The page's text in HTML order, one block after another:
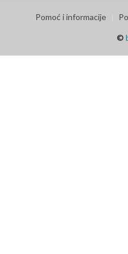
Pomoć i informacije
©